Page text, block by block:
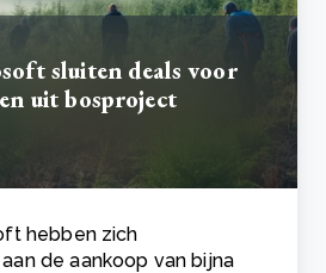
sluiten deals voor
uit bosproject
hebben zich
de aankoop van bijna